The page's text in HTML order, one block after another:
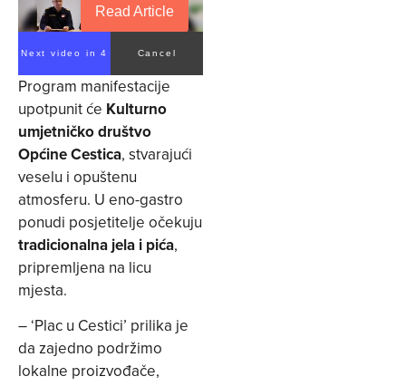
Read Article
Next video in 4 Cancel
Program manifestacije
upotpunit će Kulturno
umjetničko društvo
Općine Cestica, stvarajući
veselu i opuštenu
atmosferu. U eno-gastro
ponudi posjetitelje očekuju
tradicionalna jela i pića,
pripremljena na licu
mjesta.
– ‘Plac u Cestici’ prilika je
da zajedno podržimo
lokalne proizvođače,